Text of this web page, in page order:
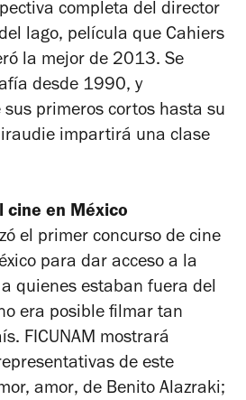
completa del director
lago, película que Cahiers
la mejor de 2013. Se
desde 1990, y
primeros cortos hasta su
impartirá una clase
cine en México
el primer concurso de cine
para dar acceso a la
quienes estaban fuera del
era posible filmar tan
FICUNAM mostrará
de este
amor, de Benito Alazraki;